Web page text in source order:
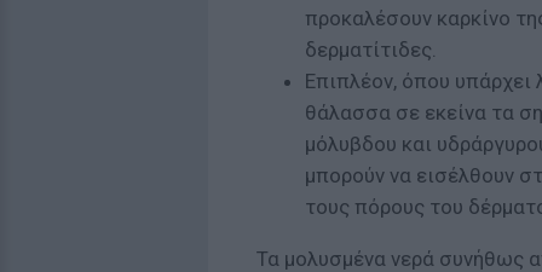
προκαλέσουν καρκίνο
δερματίτιδες.
Επιπλέον, όπου υπάρχει
θάλασσα σε εκείνα τα
μόλυβδου και
μπορούν να εισέλθουν
τους πόρους του
Τα μολυσμένα νερά συνήθως